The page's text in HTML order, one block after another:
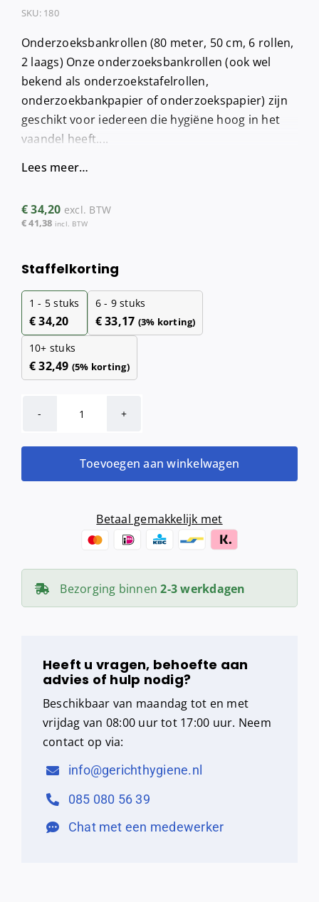
SKU: 180
Onderzoeksbankrollen (80 meter, 50 cm, 6 rollen,
2 laags) Onze onderzoeksbankrollen (ook wel
bekend als onderzoekstafelrollen,
onderzoekbankpapier of onderzoekspapier) zijn
geschikt voor iedereen die hygiëne hoog in het
vaandel heeft....
Lees meer…
€34,20 excl. BTW
€41,38 incl. BTW
Staffelkorting
1 - 5 stuks
€34,20
6 - 9 stuks
€33,17 (3% korting)
10+ stuks
€32,49 (5% korting)
Onderzoeksbankrollen
meter,
50
rollen)
Toevoegen aan winkelwagen
Betaal gemakkelijk met
Bezorging binnen2-3 werkdagen
Heeft u vragen, behoefte aan
advies of hulp nodig?
Beschikbaar van maandag tot en met
vrijdag van 08:00 uur tot 17:00 uur. Neem
contact op via:
info@gerichthygiene.nl
085 080 56 39
Chat met een medewerker